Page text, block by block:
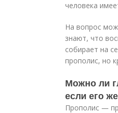
человека
На вопрос
знают, что
собирает на
прополис, но
Можно ли
если его
Прополис —